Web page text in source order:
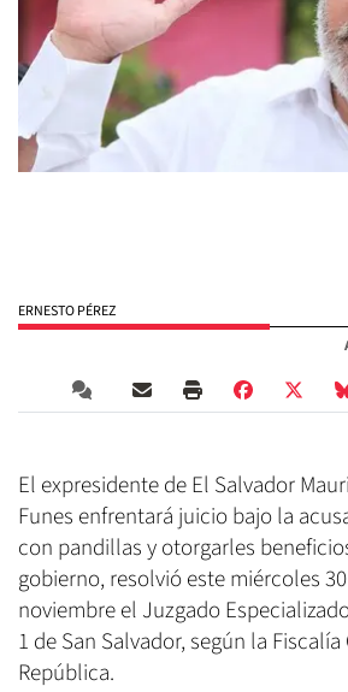
ERNESTO PÉREZ
El expresidente de El Salvador
Funes enfrentará juicio bajo la
con pandillas y otorgarles
gobierno, resolvió este miércoles
noviembre el Juzgado
1 de San Salvador, según la
República.